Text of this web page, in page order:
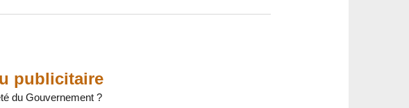
publicitaire
du Gouvernement ?